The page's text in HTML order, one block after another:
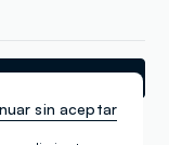
sin aceptar